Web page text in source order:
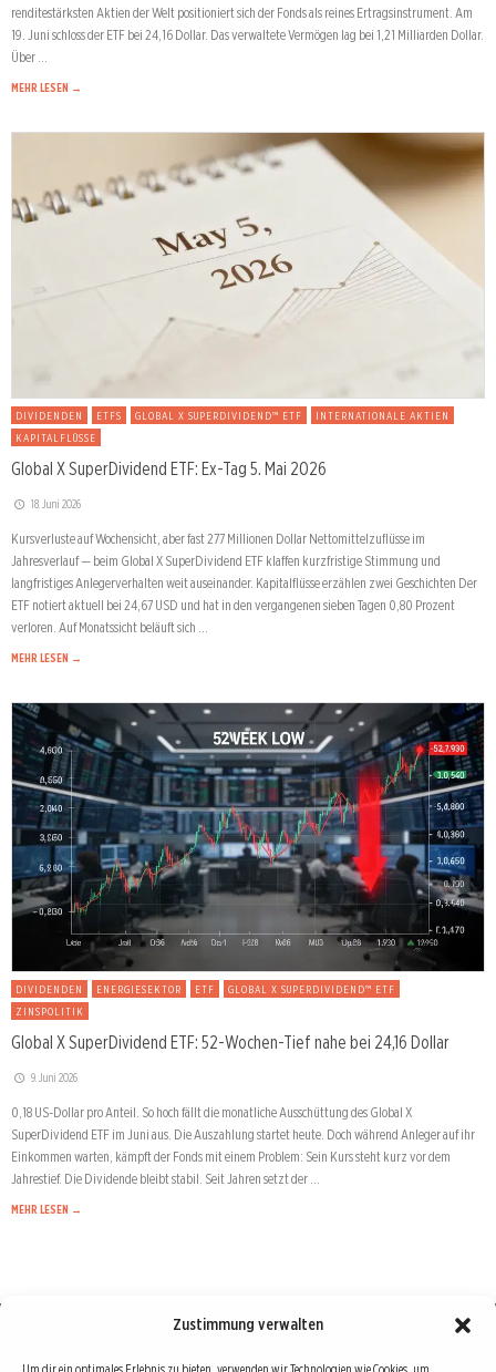
Zustimmung verwalten
renditestärksten Aktien der Welt positioniert sich der Fonds als reines Ertragsinstrument. Am
19. Juni schloss der ETF bei 24,16 Dollar. Das verwaltete Vermögen lag bei 1,21 Milliarden Dollar.
Über …
MEHR LESEN →
DIVIDENDEN ETFS GLOBAL X SUPERDIVIDEND™ ETF
INTERNATIONALE AKTIEN
KAPITALFLÜSSE
Global X SuperDividend ETF: Ex-Tag 5. Mai 2026
18. Juni 2026
Kursverluste auf Wochensicht, aber fast 277 Millionen Dollar Nettomittelzuflüsse im
Jahresverlauf — beim Global X SuperDividend ETF klaffen kurzfristige Stimmung und
langfristiges Anlegerverhalten weit auseinander. Kapitalflüsse erzählen zwei Geschichten Der
ETF notiert aktuell bei 24,67 USD und hat in den vergangenen sieben Tagen 0,80 Prozent
verloren. Auf Monatssicht beläuft sich …
MEHR LESEN →
DIVIDENDEN ENERGIESEKTOR ETF
GLOBAL X SUPERDIVIDEND™ ETF
ZINSPOLITIK
Global X SuperDividend ETF: 52-Wochen-Tief nahe bei 24,16 Dollar
9. Juni 2026
0,18 US-Dollar pro Anteil. So hoch fällt die monatliche Ausschüttung des Global X
SuperDividend ETF im Juni aus. Die Auszahlung startet heute. Doch während Anleger auf ihr
Einkommen warten, kämpft der Fonds mit einem Problem: Sein Kurs steht kurz vor dem
Jahrestief. Die Dividende bleibt stabil. Seit Jahren setzt der …
MEHR LESEN →
Börse : lokal, international, global